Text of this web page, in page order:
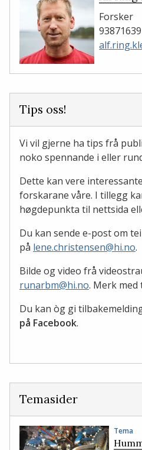
Forsker
93871639
Tips oss!
Vi vil gjerne ha tips frå
noko spennande i eller
Dette kan vere
forskarane våre. I tillegg
høgdepunkta til nettsida
Du kan sende e-post om
på lene.christensen@hi.no.
Bilde og video frå
runarbm@hi.no. Merk med
Du kan òg gi
på Facebook.
Temasider
Tema